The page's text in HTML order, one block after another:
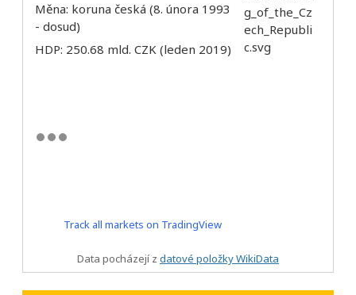
Měna: koruna česká (8. února 1993
- dosud)
HDP: 250.68 mld. CZK (leden 2019)
Track all markets on TradingView
Data pocházejí z datové položky WikiData